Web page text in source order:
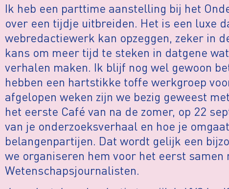
Ik heb een parttime aanstelling bij het
over een tijdje uitbreiden. Het is een luxe
webredactiewerk kan opzeggen, zeker in
kans om meer tijd te steken in datgene
verhalen maken. Ik blijf nog wel gewoon
hebben een hartstikke toffe werkgroep
afgelopen weken zijn we bezig geweest
het eerste Café van na de zomer, op 22
van je onderzoeksverhaal en hoe je
belangenpartijen. Dat wordt gelijk een
we organiseren hem voor het eerst samen
Wetenschapsjournalisten.